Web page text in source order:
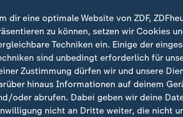
dir eine optimale Website von ZDF,
zu können, setzen wir Cookies
Techniken ein. Einige der
sind unbedingt erforderlich für
Zustimmung dürfen wir und unsere
hinaus Informationen auf deinem
oder abrufen. Dabei geben wir deine
nicht an Dritte weiter, die nicht